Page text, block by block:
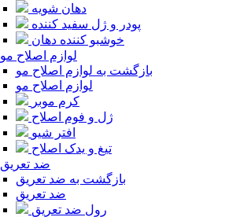
دهان شویه
پودر و ژل سفید کننده
خوشبو کننده دهان
لوازم اصلاح مو
بازگشت به لوازم اصلاح مو
لوازم اصلاح مو
کرم موبر
ژل و فوم اصلاح
افتر شیو
تیغ و یدک اصلاح
ضد تعریق
بازگشت به ضد تعریق
ضد تعریق
رول ضد تعریق